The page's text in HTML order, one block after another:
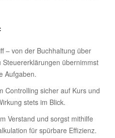
– von der Buchhaltung über
übernimmst
Aufgaben.
Controlling sicher auf Kurs und
stets im Blick.
Verstand und sorgst mithilfe
für spürbare Effizienz.